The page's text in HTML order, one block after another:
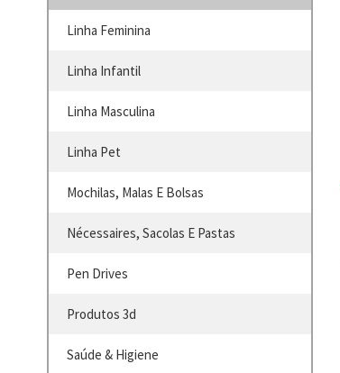
Linha Feminina
Linha Infantil
Linha Masculina
Linha Pet
Mochilas, Malas E Bolsas
Nécessaires, Sacolas E Pastas
Pen Drives
Produtos 3d
Saúde & Higiene